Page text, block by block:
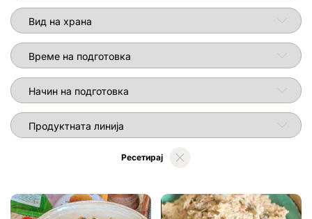
Вид на храна
Време на подготовка
Начин на подготовка
RecipeHolderPage.LABEL_PRODUCT_LINE_TITLE
Ресетирај